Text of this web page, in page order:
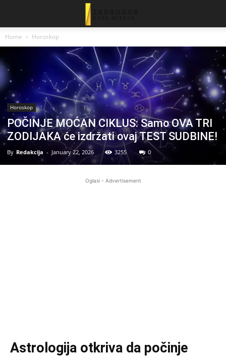
Home Horoskop
Horoskop
POČINJE MOĆAN CIKLUS: Samo OVA TRI
ZODIJAKA će izdržati ovaj TEST SUDBINE!
By Redakcija - January 22, 2026 3255 0
Oglasi - Advertisement
Astrologija otkriva da počinje